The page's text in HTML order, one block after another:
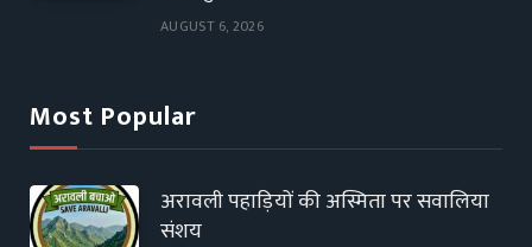
AUGUST 6, 2026
Most Popular
अरावली पहाड़ियों की अस्मिता पर सवालिया
संशय